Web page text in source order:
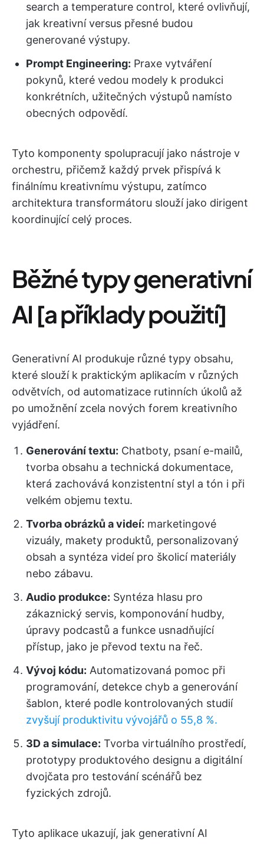
search a temperature control, které ovlivňují,
jak kreativní versus přesné budou
generované výstupy.
Prompt Engineering: Praxe vytváření
pokynů, které vedou modely k produkci
konkrétních, užitečných výstupů namísto
obecných odpovědí.
Tyto komponenty spolupracují jako nástroje v
orchestru, přičemž každý prvek přispívá k
finálnímu kreativnímu výstupu, zatímco
architektura transformátoru slouží jako dirigent
koordinující celý proces.
Běžné typy generativní
AI [a příklady použití]
Generativní AI produkuje různé typy obsahu,
které slouží k praktickým aplikacím v různých
odvětvích, od automatizace rutinních úkolů až
po umožnění zcela nových forem kreativního
vyjádření.
Generování textu: Chatboty, psaní e-mailů,
tvorba obsahu a technická dokumentace,
která zachovává konzistentní styl a tón i při
velkém objemu textu.
Tvorba obrázků a videí: marketingové
vizuály, makety produktů, personalizovaný
obsah a syntéza videí pro školicí materiály
nebo zábavu.
Audio produkce: Syntéza hlasu pro
zákaznický servis, komponování hudby,
úpravy podcastů a funkce usnadňující
přístup, jako je převod textu na řeč.
Vývoj kódu: Automatizovaná pomoc při
programování, detekce chyb a generování
šablon, které podle kontrolovaných studií
zvyšují produktivitu vývojářů o 55,8 %.
3D a simulace: Tvorba virtuálního prostředí,
prototypy produktového designu a digitální
dvojčata pro testování scénářů bez
fyzických zdrojů.
Tyto aplikace ukazují, jak generativní AI